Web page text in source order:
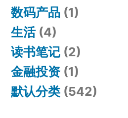
数码产品 (1)
生活(4)
读书笔记 (2)
金融投资(1)
默认分类 (542)